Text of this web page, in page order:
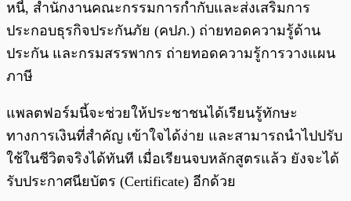
หนี้, สำนักงานคณะกรรมการกำกับและส่งเสริมการ
ประกอบธุรกิจประกันภัย (คปภ.) ถ่ายทอดความรู้ด้าน
ประกัน และกรมสรรพากร ถ่ายทอดความรู้การวางแผน
ภาษี
แพลตฟอร์มนี้จะช่วยให้ประชาชนได้เรียนรู้ทักษะ
ทางการเงินที่สำคัญ เข้าใจได้ง่าย และสามารถนำไปปรับ
ใช้ในชีวิตจริงได้ทันที เมื่อเรียนจบหลักสูตรแล้ว ยังจะได้
รับประกาศนียบัตร (Certificate) อีกด้วย